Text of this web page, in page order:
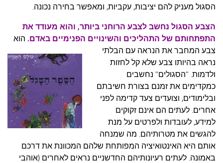
הסגול מעניק להם יציבות, עקביות, ומאפשר בחירה נכונה.
הצבע הסגול נחשב לצבע הרוחני ביותר, והוא מעודד את
התפתחותם של התהליכים והשינויים הפנימיים באדם. הוא
צבע המחבר את הנראה עם הבלתי
נראה בהיותו צבע שלא קל לחזות
ולדמות. "הסגולים" נחשבים
כמקדימים את זמנם בצורת חשיבתם
ובלימודים, וצועדים צעד קדימה לפני
אחרים. לעתים הם אינם זקוקים
למידע, לעובדות ולפרטים על מנת
להגשים את מטרותיהם. מה שמנחה
אותם היא האינטואיציה המפותחת שלהם המכוונת את דרכם
באמונה. לעתים רעיונותיהם החדשניים נראים לאחרים (אוהבי